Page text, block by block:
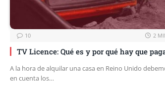
10 2
TV Licence: Qué es y por qué hay que
A la hora de alquilar una casa en Reino Unido
en cuenta los…